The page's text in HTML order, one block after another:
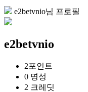
e2betvnio님 프로필
e2betvnio
2포인트
0 명성
2 크레딧